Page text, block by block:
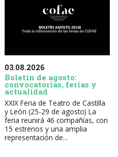
03.08.2026
Boletín de agosto:
convocatorias, ferias y
actualidad
XXIX Feria de Teatro de Castilla
y León (25-29 de agosto) La
feria reunirá 46 compañías, con
15 estrenos y una amplia
representación de...